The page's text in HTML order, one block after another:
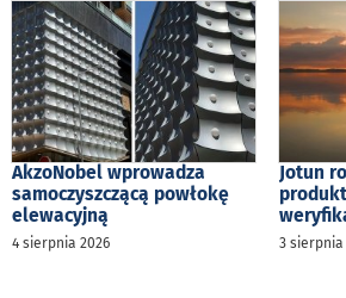
AkzoNobel wprowadza
samoczyszczącą powłokę
elewacyjną
4 sierpnia 2026
Jotun
3 sierpnia